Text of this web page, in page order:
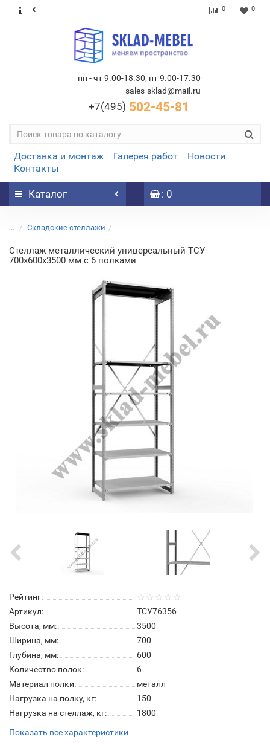
0 0
пн - чт 9.00-18.30, пт 9.00-17.30
sales-sklad@mail.ru
+7(495) 502-45-81
Доставка и монтаж Галерея работ
Новости
Контакты
Каталог : 0
... Складские стеллажи
Стеллаж металлический универсальный ТСУ
700х600х3500 мм с 6 полками
Рейтинг:
Артикул:
ТСУ76356
Высота, мм:
3500
Ширина, мм:
700
Глубина, мм:
600
Количество полок:
6
Материал полки:
металл
Нагрузка на полку, кг:
150
Нагрузка на стеллаж, кг:
1800
Показать все характеристики